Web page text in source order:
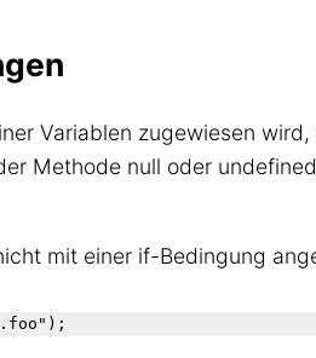
Variablen zugewiesen
Methode null oder
mit einer if-Bedingung